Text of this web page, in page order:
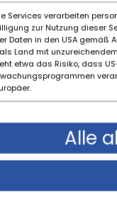
EDITION"
Services verarbeiten
zur Nutzung dieser
Daten in den USA gemäß
als Land mit
etwa das Risiko, dass
Alle